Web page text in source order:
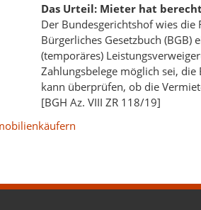
Das Urteil: Mieter hat
Der Bundesgerichtshof wies die
Bürgerliches Gesetzbuch (BGB)
(temporäres)
Zahlungsbelege möglich sei,
kann überprüfen, ob die
[BGH Az. VIII ZR 118/19]